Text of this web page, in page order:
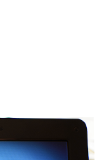
era abbastanza
libri
distribuzione.